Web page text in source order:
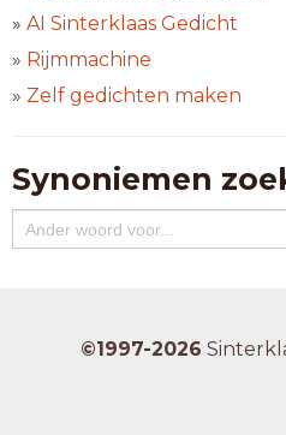
» AI Sinterklaas Gedicht
» Rijmmachine
» Zelf gedichten maken
Synoniemen
©1997-2026